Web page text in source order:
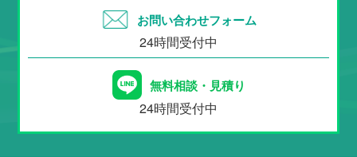
お問い合わせフォーム
24時間受付中
無料相談・見積り
24時間受付中